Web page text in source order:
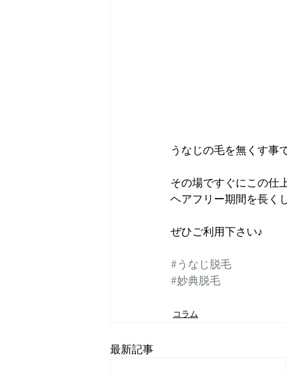
うなじの毛を無くす事
その場ですぐにこの仕
ヘアフリー期間を長く
ぜひご利用下さい♪
#うなじ脱毛
#妙典脱毛
コラム
最新記事